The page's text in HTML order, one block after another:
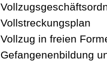
Vollstreckungsplan
Vollzug in freien
Gefangenenbildung